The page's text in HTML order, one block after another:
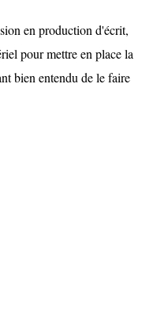
en production d'écrit,
pour mettre en place la
bien entendu de le faire